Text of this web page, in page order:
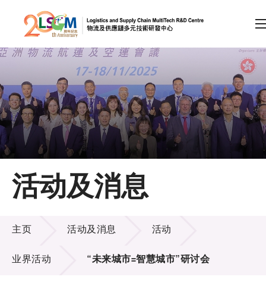
跳到内容（按回车键）
会员登录
A A EN 繁 简
主页
关于LSCM
技术商品化
项目及资助计划
活动及消息
活动及消息
活动及消息
主页 活动及消息 活动
业界活动 “未来城市=智慧城市”研讨会